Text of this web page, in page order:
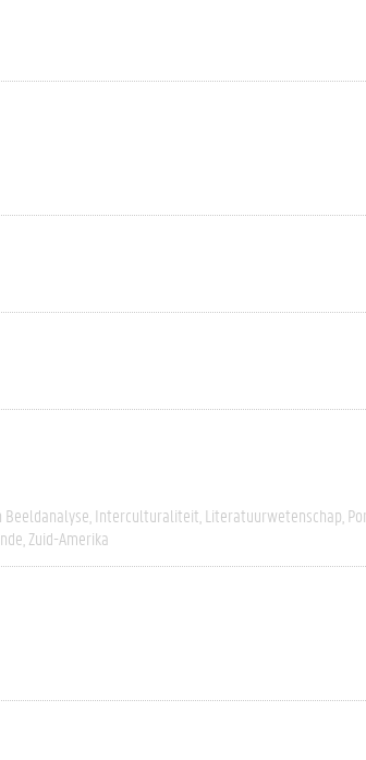
Beeldanalyse Interculturaliteit Literatuurwetenschap
Zuid-Amerika